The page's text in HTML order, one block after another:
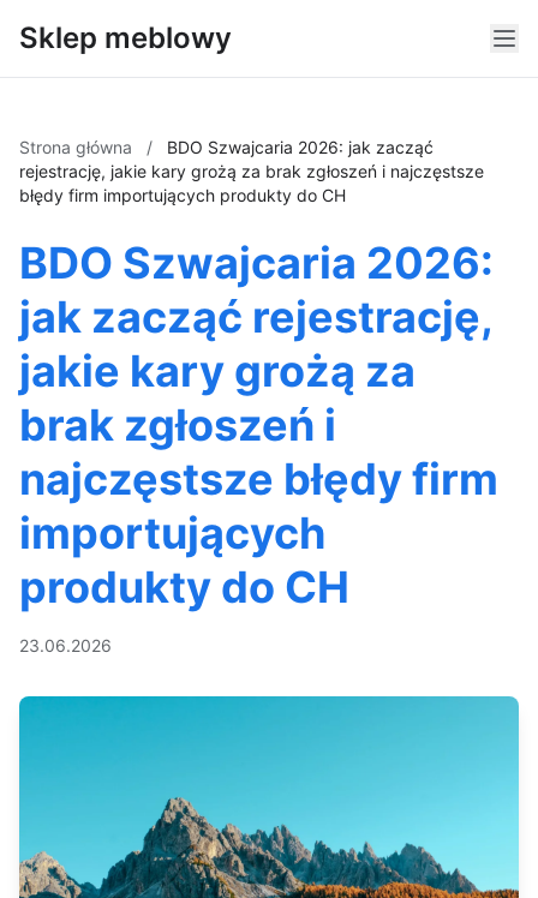
Sklep meblowy
Strona główna /
BDO Szwajcaria 2026: jak zacząć
rejestrację, jakie kary grożą za brak zgłoszeń i najczęstsze
błędy firm importujących produkty do CH
BDO Szwajcaria 2026:
jak zacząć rejestrację,
jakie kary grożą za
brak zgłoszeń i
najczęstsze błędy firm
importujących
produkty do CH
23.06.2026